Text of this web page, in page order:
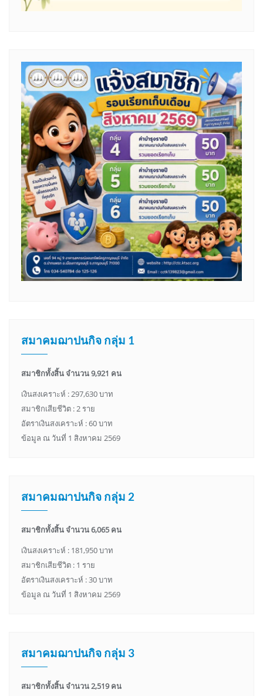
สมาคมฌาปนกิจ กลุ่ม 1
สมาชิกทั้งสิ้น จำนวน 9,921 คน
เงินสงเคราะห์ : 297,630 บาท
สมาชิกเสียชีวิต : 2 ราย
อัตราเงินสงเคราะห์ : 60 บาท
ข้อมูล ณ วันที่ 1 สิงหาคม 2569
สมาคมฌาปนกิจ กลุ่ม 2
สมาชิกทั้งสิ้น จำนวน 6,065 คน
เงินสงเคราะห์ : 181,950 บาท
สมาชิกเสียชีวิต : 1 ราย
อัตราเงินสงเคราะห์ : 30 บาท
ข้อมูล ณ วันที่ 1 สิงหาคม 2569
สมาคมฌาปนกิจ กลุ่ม 3
สมาชิกทั้งสิ้น จำนวน 2,519 คน